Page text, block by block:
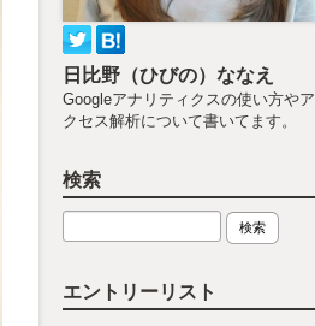
日比野（ひびの）ななえ
Googleアナリティクスの使い方やア
クセス解析について書いてます。
検索
エントリーリスト